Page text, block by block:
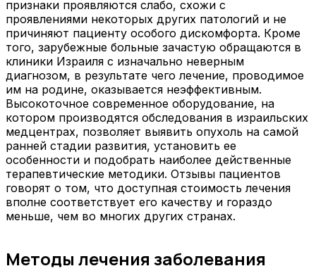
признаки проявляются слабо, схожи с
проявлениями некоторых других патологий и не
причиняют пациенту особого дискомфорта. Кроме
того, зарубежные больные зачастую обращаются в
клиники Израиля с изначально неверным
диагнозом, в результате чего лечение, проводимое
им на родине, оказывается неэффективным.
Высокоточное современное оборудование, на
котором производятся обследования в израильских
медцентрах, позволяет выявить опухоль на самой
ранней стадии развития, установить ее
особенности и подобрать наиболее действенные
терапевтические методики. Отзывы пациентов
говорят о том, что доступная стоимость лечения
вполне соответствует его качеству и гораздо
меньше, чем во многих других странах.
Методы лечения заболевания